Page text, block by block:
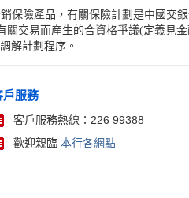
保險產品，有關保險計劃是中國交銀
交易而産生的合資格爭議(定義見
解計劃程序。
戶服務
客戶服務熱線：226 99388
歡迎親臨本行各網點